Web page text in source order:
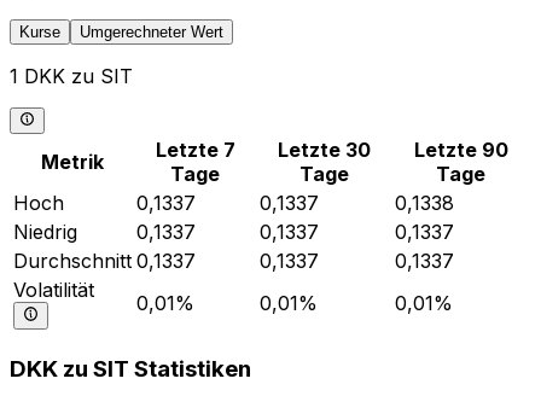
Kurse Umgerechneter Wert
1 DKK zu SIT
Metrik
Letzte 7
Tage
Letzte 30
Tage
Letzte 90
Tage
Hoch
0,1337 0,1337
0,1338
Niedrig
0,1337 0,1337
0,1337
Durchschnitt 0,1337 0,1337
0,1337
Volatilität
0,01% 0,01% 0,01%
DKK zu SIT Statistiken